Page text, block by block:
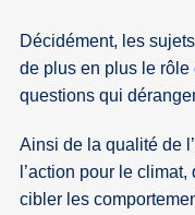
Décidément, les
de plus en plus le
questions qui
Ainsi de la qualité de
l’action pour le
cibler les